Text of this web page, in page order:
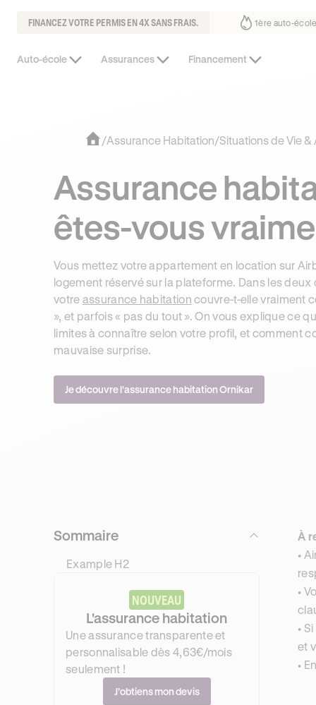
FINANCEZ VOTRE PERMIS EN 4X SANS FRAIS.
fait déjà confiance 30% moins chère que l’auto-école de votre
Auto-école Assurances Financement
/Assurance Habitation/Situations de Vie
Assurance
êtes-vous
Vous mettez votre appartement en location sur
logement réservé sur la plateforme. Dans les
votre assurance habitation couvre-t-elle vraiment
», et parfois « pas du tout ». On vous explique ce
limites à connaître selon votre profil, et comment
mauvaise surprise.
Je découvre l'assurance habitation Ornikar
Sommaire
Example H2
NOUVEAU
L'assurance habitation
Une assurance transparente et
personnalisable dès 4,63€/mois
seulement !
J’obtiens mon devis
À
•
•
•
et
•